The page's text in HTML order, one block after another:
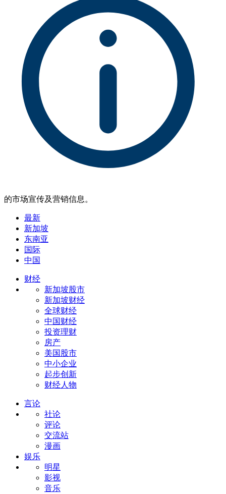
的市场宣传及营销信息。
最新
新加坡
东南亚
国际
中国
财经
新加坡股市
新加坡财经
全球财经
中国财经
投资理财
房产
美国股市
中小企业
起步创新
财经人物
言论
社论
评论
交流站
漫画
娱乐
明星
影视
音乐